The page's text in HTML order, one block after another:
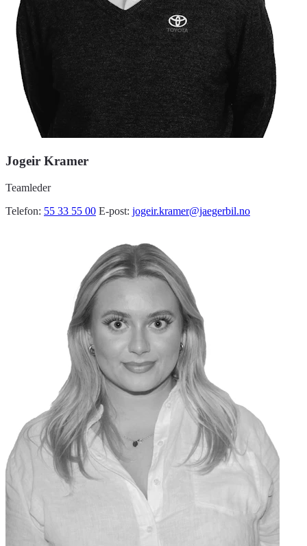
Jogeir Kramer
Teamleder
Telefon: 55 33 55 00 E-post: jogeir.kramer@jaegerbil.no